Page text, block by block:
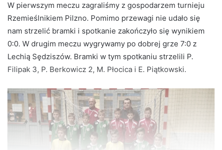
l
W pierwszym meczu zagraliśmy z gospodarzem turnieju
Rzemieślnikiem Pilzno. Pomimo przewagi nie udało się
nam strzelić bramki i spotkanie zakończyło się wynikiem
0:0. W drugim meczu wygrywamy po dobrej grze 7:0 z
Lechią Sędziszów. Bramki w tym spotkaniu strzelili P.
Filipak 3, P. Berkowicz 2, M. Płocica i E. Piątkowski.